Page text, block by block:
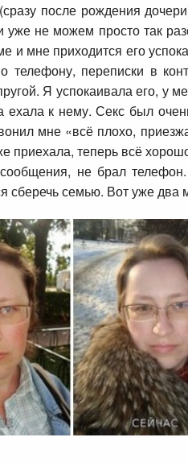
после рождения
не можем просто так
и мне приходится его
телефону, переписки в
Я успокаивала его, у
к нему. Секс был
мне «всё плохо,
теперь всё
не брал
сберечь семью. Вот уже